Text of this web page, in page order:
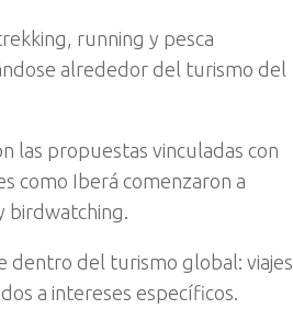
running y pesca
alrededor del turismo del
las propuestas vinculadas con
como Iberá comenzaron a
birdwatching.
dentro del turismo global: viajes
a intereses específicos.